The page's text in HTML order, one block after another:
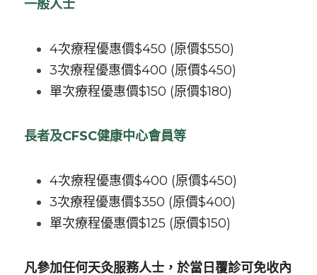
一般人士
4次療程優惠價$450 (原價$550)
3次療程優惠價$400 (原價$450)
單次療程優惠價$150 (原價$180)
長者及CFSC健康中心會員等
4次療程優惠價$400 (原價$450)
3次療程優惠價$350 (原價$400)
單次療程優惠價$125 (原價$150)
凡參加任何天灸服務人士，於當日覆診可免收內